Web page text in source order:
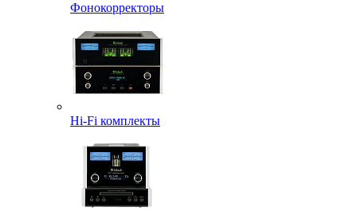
Фонокорректоры
Hi-Fi комплекты